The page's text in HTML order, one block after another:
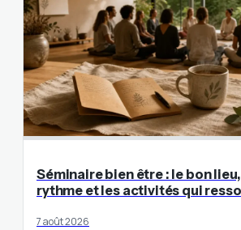
Séminaire bien être : le bon
rythme et les activités qui
7 août 2026